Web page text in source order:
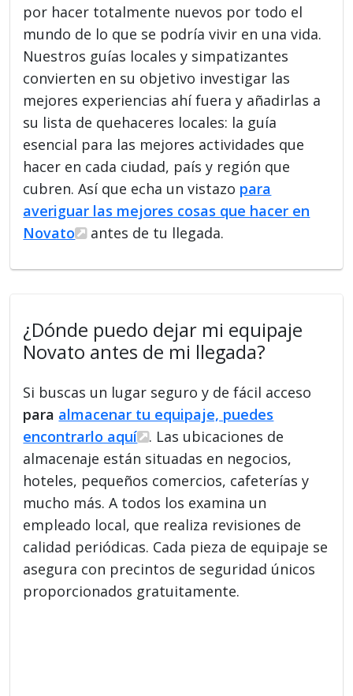
por hacer totalmente nuevos por todo el
mundo de lo que se podría vivir en una vida.
Nuestros guías locales y simpatizantes
convierten en su objetivo investigar las
mejores experiencias ahí fuera y añadirlas a
su lista de quehaceres locales: la guía
esencial para las mejores actividades que
hacer en cada ciudad, país y región que
cubren. Así que echa un vistazo para
averiguar las mejores cosas que hacer en
Novato
antes de tu llegada.
¿Dónde puedo dejar mi equipaje
Novato antes de mi llegada?
Si buscas un lugar seguro y de fácil acceso
para almacenar tu equipaje, puedes
encontrarlo aquí
. Las ubicaciones de
almacenaje están situadas en negocios,
hoteles, pequeños comercios, cafeterías y
mucho más. A todos los examina un
empleado local, que realiza revisiones de
calidad periódicas. Cada pieza de equipaje se
asegura con precintos de seguridad únicos
proporcionados gratuitamente.